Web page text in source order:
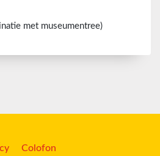
met museumentree)
Colofon